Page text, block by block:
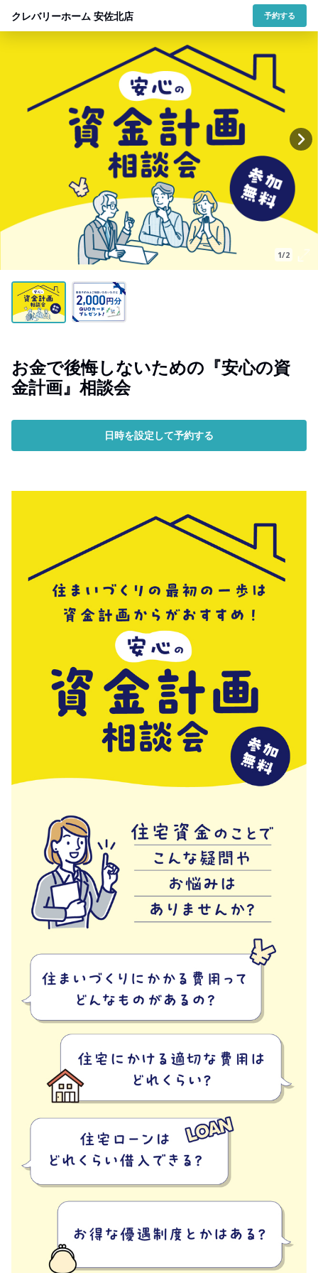
クレバリーホーム 安佐北店 予約する
1/2
お金で後悔しないための『安心の資
金計画』相談会
日時を設定して予約する